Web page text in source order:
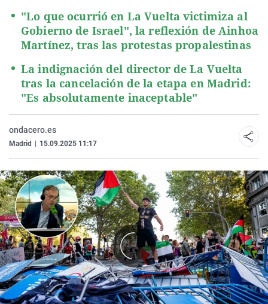
"Lo que ocurrió en La Vuelta victimiza al
Gobierno de Israel", la reflexión de Ainhoa
Martínez, tras las protestas propalestinas
La indignación del director de La Vuelta
tras la cancelación de la etapa en Madrid:
"Es absolutamente inaceptable"
ondacero.es
Madrid 15.09.2025 11:17